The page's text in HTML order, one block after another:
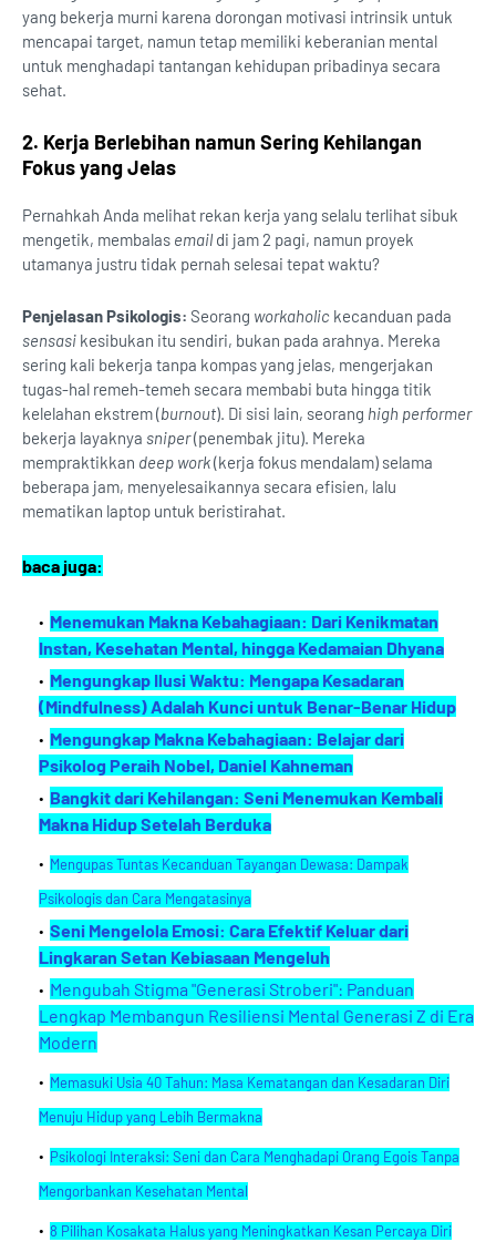
yang bekerja murni karena dorongan motivasi intrinsik untuk
mencapai target, namun tetap memiliki keberanian mental
untuk menghadapi tantangan kehidupan pribadinya secara
sehat.
2. Kerja Berlebihan namun Sering Kehilangan
Fokus yang Jelas
Pernahkah Anda melihat rekan kerja yang selalu terlihat sibuk
mengetik, membalas emaildi jam 2 pagi, namun proyek
utamanya justru tidak pernah selesai tepat waktu?
Penjelasan Psikologis: Seorang workaholic kecanduan pada
sensasi kesibukan itu sendiri, bukan pada arahnya. Mereka
sering kali bekerja tanpa kompas yang jelas, mengerjakan
tugas-hal remeh-temeh secara membabi buta hingga titik
kelelahan ekstrem (burnout). Di sisi lain, seorang high performer
bekerja layaknya sniper(penembak jitu). Mereka
mempraktikkan deep work(kerja fokus mendalam) selama
beberapa jam, menyelesaikannya secara efisien, lalu
mematikan laptop untuk beristirahat.
baca juga:
Menemukan Makna Kebahagiaan: Dari Kenikmatan
Instan, Kesehatan Mental, hingga Kedamaian Dhyana
Mengungkap Ilusi Waktu: Mengapa Kesadaran
(Mindfulness) Adalah Kunci untuk Benar-Benar Hidup
Mengungkap Makna Kebahagiaan: Belajar dari
Psikolog Peraih Nobel, Daniel Kahneman
Bangkit dari Kehilangan: Seni Menemukan Kembali
Makna Hidup Setelah Berduka
Mengupas Tuntas Kecanduan Tayangan Dewasa: Dampak
Psikologis dan Cara Mengatasinya
Seni Mengelola Emosi: Cara Efektif Keluar dari
Lingkaran Setan Kebiasaan Mengeluh
Mengubah Stigma "Generasi Stroberi": Panduan
Lengkap Membangun Resiliensi Mental Generasi Z di Era
Modern
Memasuki Usia 40 Tahun: Masa Kematangan dan Kesadaran Diri
Menuju Hidup yang Lebih Bermakna
Psikologi Interaksi: Seni dan Cara Menghadapi Orang Egois Tanpa
Mengorbankan Kesehatan Mental
8 Pilihan Kosakata Halus yang Meningkatkan Kesan Percaya Diri